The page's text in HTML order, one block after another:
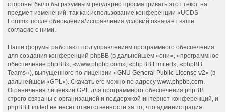
стороны было бы разумным регулярно просматривать этот текст на
предмет изменений, так как использование конференции «UCDS
Forum» после обновления/исправления условий означает ваше
согласие с ними.
Наши форумы работают под управлением программного обеспечения
для создания конференций phpBB (в дальнейшем «они», «программное
обеспечение phpBB», «www.phpbb.com», «phpBB Limited», «phpBB
Teams»), выпущенного по лицензии «GNU General Public License v2» (в
дальнейшем «GPL»). Скачать его можно по адресу www.phpbb.com.
Ограничения лицензии GPL для программного обеспечения phpBB
строго связаны с организацией и поддержкой интернет-конференций, и
phpBB Limited не несёт ответственности за то, что администрация